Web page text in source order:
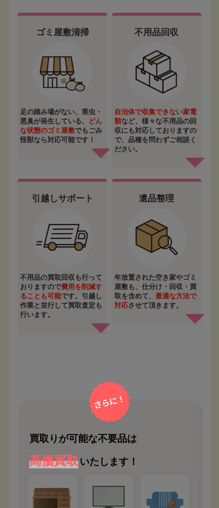
ゴミ屋敷清掃
足の踏み場がない、害虫・
悪臭が発生している、
どん
な状態のゴミ屋敷でもごみ
怪獣なら対応可能です！
不用品回収
自治体で収集できない家電
類など、様々な不用品の回
収にも対応しておりますの
で、品種を問わずご相談く
ださい。
引越しサポート
不用品の買取回収も行って
おりますので費用を削減す
ることも可能です。引越し
作業と並行して買取査定も
行います。
遺品整理
年放置された空き家やゴミ
屋敷も、仕分け・回収・買
取を含めて、 最適な方法で
対応させて頂きます。
買取りが可能な不要品は
高価買取いたします！